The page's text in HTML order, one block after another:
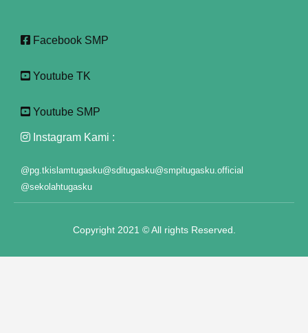
Facebook SMP
Youtube TK
Youtube SMP
Instagram Kami :
@pg.tkislamtugasku@sditugasku@smpitugasku.official
@sekolahtugasku
Copyright 2021 © All rights Reserved.